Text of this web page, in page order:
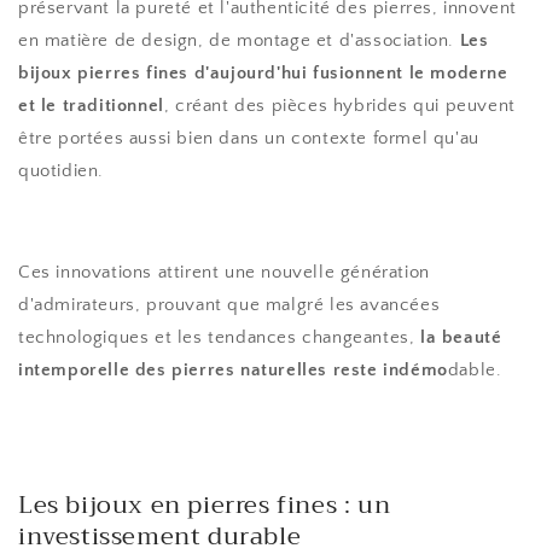
préservant la pureté et l'authenticité des pierres, innovent
en matière de design, de montage et d'association. Les
bijoux pierres fines d'aujourd'hui fusionnent le moderne
et le traditionnel , créant des pièces hybrides qui peuvent
être portées aussi bien dans un contexte formel qu'au
quotidien.
Ces innovations attirent une nouvelle génération
d'admirateurs, prouvant que malgré les avancées
technologiques et les tendances changeantes,
la beauté
intemporelle des pierres naturelles reste indémodable.
Les bijoux en pierres fines : un
investissement durable